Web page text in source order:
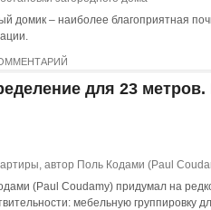
домик – наиболее благоприятная
для 23
(Paul Coudamy) придумал на
мебельную группировку